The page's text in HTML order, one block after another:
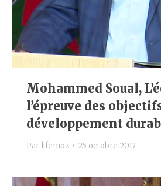
Mohammed Soual,
l’épreuve des
développement
Par lifemoz 25 octobre 2017